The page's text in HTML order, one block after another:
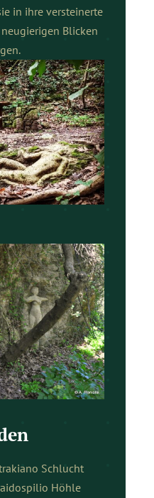
in ihre versteinerte
Blicken
Schlucht
Höhle